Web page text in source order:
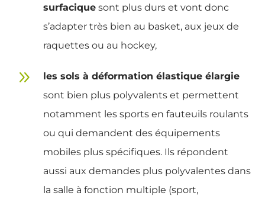
surfaciquesont plus durs et vont donc
s’adapter très bien au basket, aux jeux de
raquettes ou au hockey,
9
les sols à déformation élastique élargie
sont bien plus polyvalents et permettent
notamment les sports en fauteuils roulants
ou qui demandent des équipements
mobiles plus spécifiques. Ils répondent
aussi aux demandes plus polyvalentes dans
la salle à fonction multiple (sport,